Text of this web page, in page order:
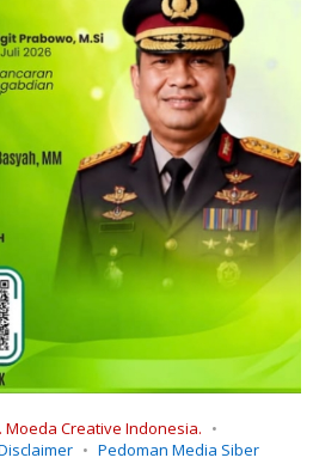
Moeda Creative Indonesia.
Pedoman Media Siber